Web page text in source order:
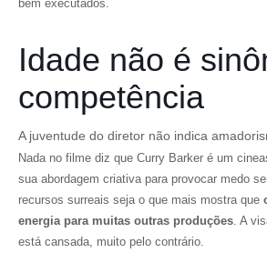
bem executados.
Idade não é
competência
A juventude do diretor não indica
Nada no filme diz que Curry Barker é um
sua abordagem criativa para provocar medo
recursos surreais seja o que mais mostra que
energia para muitas outras produções. A
está cansada, muito pelo contrário.